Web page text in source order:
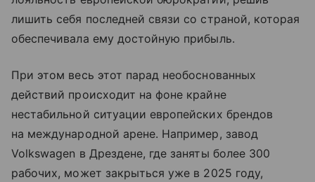
лишить себя последней связи со страной, которая
обеспечивала ему достойную прибыль.
При этом весь этот парад необоснованных
действий происходит на фоне крайне
нестабильной ситуации европейских брендов
на международной арене. Например, завод
Volkswagen в Дрездене, где заняты более 300
рабочих, может закрыться уже в 2025 году,